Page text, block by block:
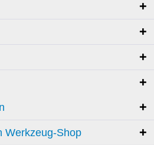
Werkzeug-Shop